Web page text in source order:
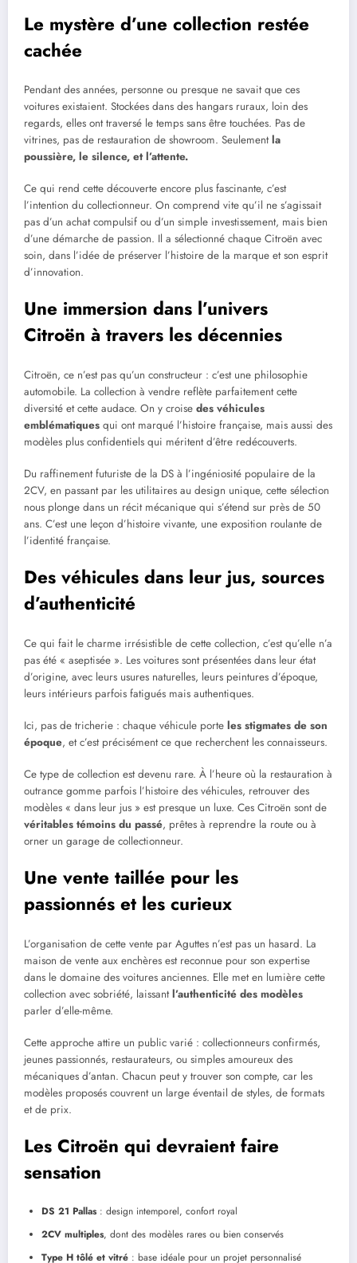
Le mystère d’une collection restée
cachée
Pendant des années, personne ou presque ne savait que ces
voitures existaient. Stockées dans des hangars ruraux, loin des
regards, elles ont traversé le temps sans être touchées. Pas de
vitrines, pas de restauration de showroom. Seulementla
poussière, le silence, et l’attente.
Ce qui rend cette découverte encore plus fascinante, c’est
l’intention du collectionneur. On comprend vite qu’il ne s’agissait
pas d’un achat compulsif ou d’un simple investissement, mais bien
d’une démarche de passion. Il a sélectionné chaque Citroën avec
soin, dans l’idée de préserver l’histoire de la marque et son esprit
d’innovation.
Une immersion dans l’univers
Citroën à travers les décennies
Citroën, ce n’est pas qu’un constructeur : c’est une philosophie
automobile. La collection à vendre reflète parfaitement cette
diversité et cette audace. On y croise des véhicules
emblématiques qui ont marqué l’histoire française, mais aussi des
modèles plus confidentiels qui méritent d’être redécouverts.
Du raffinement futuriste de la DS à l’ingéniosité populaire de la
2CV, en passant par les utilitaires au design unique, cette sélection
nous plonge dans un récit mécanique qui s’étend sur près de 50
ans. C’est une leçon d’histoire vivante, une exposition roulante de
l’identité française.
Des véhicules dans leur jus, sources
d’authenticité
Ce qui fait le charme irrésistible de cette collection, c’est qu’elle n’a
pas été « aseptisée ». Les voitures sont présentées dans leur état
d’origine, avec leurs usures naturelles, leurs peintures d’époque,
leurs intérieurs parfois fatigués mais authentiques.
Ici, pas de tricherie : chaque véhicule porte les stigmates de son
époque, et c’est précisément ce que recherchent les connaisseurs.
Ce type de collection est devenu rare. À l’heure où la restauration à
outrance gomme parfois l’histoire des véhicules, retrouver des
modèles « dans leur jus » est presque un luxe. Ces Citroën sont de
véritables témoins du passé, prêtes à reprendre la route ou à
orner un garage de collectionneur.
Une vente taillée pour les
passionnés et les curieux
L’organisation de cette vente par Aguttes n’est pas un hasard. La
maison de vente aux enchères est reconnue pour son expertise
dans le domaine des voitures anciennes. Elle met en lumière cette
collection avec sobriété, laissantl’authenticité des modèles
parler d’elle-même.
Cette approche attire un public varié : collectionneurs confirmés,
jeunes passionnés, restaurateurs, ou simples amoureux des
mécaniques d’antan. Chacun peut y trouver son compte, car les
modèles proposés couvrent un large éventail de styles, de formats
et de prix.
Les Citroën qui devraient faire
sensation
DS 21 Pallas: design intemporel, confort royal
2CV multiples, dont des modèles rares ou bien conservés
Type H tôlé et vitré : base idéale pour un projet personnalisé